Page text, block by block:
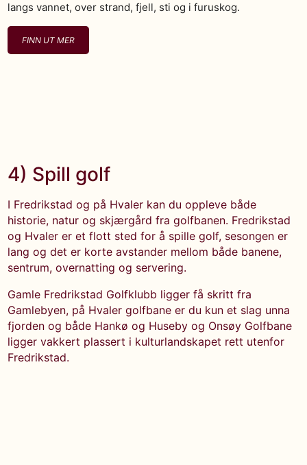
langs vannet, over strand, fjell, sti og i furuskog.
FINN UT MER
4) Spill golf
I Fredrikstad og på Hvaler kan du oppleve både
historie, natur og skjærgård fra golfbanen. Fredrikstad
og Hvaler er et flott sted for å spille golf, sesongen er
lang og det er korte avstander mellom både banene,
sentrum, overnatting og servering.
Gamle Fredrikstad Golfklubb ligger få skritt fra
Gamlebyen, på Hvaler golfbane er du kun et slag unna
fjorden og både Hankø og Huseby og Onsøy Golfbane
ligger vakkert plassert i kulturlandskapet rett utenfor
Fredrikstad.